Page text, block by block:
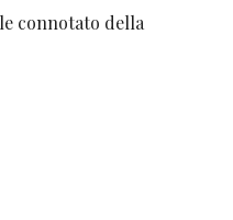
connotato della